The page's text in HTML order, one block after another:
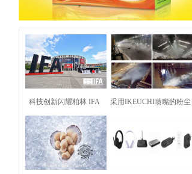
科技创新闪耀柏林 IFA
2023全球产品技术创
采用IKEUCHI喷嘴的粉尘
控制解决方案